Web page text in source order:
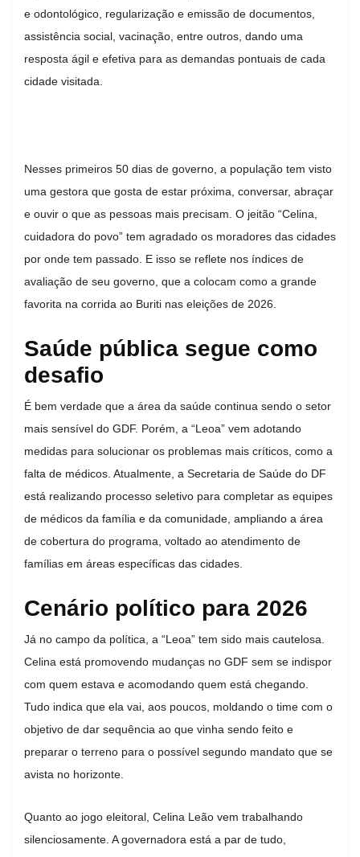
e odontológico, regularização e emissão de documentos,
assistência social, vacinação, entre outros, dando uma
resposta ágil e efetiva para as demandas pontuais de cada
cidade visitada.
Nesses primeiros 50 dias de governo, a população tem visto
uma gestora que gosta de estar próxima, conversar, abraçar
e ouvir o que as pessoas mais precisam. O jeitão “Celina,
cuidadora do povo” tem agradado os moradores das cidades
por onde tem passado. E isso se reflete nos índices de
avaliação de seu governo, que a colocam como a grande
favorita na corrida ao Buriti nas eleições de 2026.
Saúde pública segue como
desafio
É bem verdade que a área da saúde continua sendo o setor
mais sensível do GDF. Porém, a “Leoa” vem adotando
medidas para solucionar os problemas mais críticos, como a
falta de médicos. Atualmente, a Secretaria de Saúde do DF
está realizando processo seletivo para completar as equipes
de médicos da família e da comunidade, ampliando a área
de cobertura do programa, voltado ao atendimento de
famílias em áreas específicas das cidades.
Cenário político para 2026
Já no campo da política, a “Leoa” tem sido mais cautelosa.
Celina está promovendo mudanças no GDF sem se indispor
com quem estava e acomodando quem está chegando.
Tudo indica que ela vai, aos poucos, moldando o time com o
objetivo de dar sequência ao que vinha sendo feito e
preparar o terreno para o possível segundo mandato que se
avista no horizonte.
Quanto ao jogo eleitoral, Celina Leão vem trabalhando
silenciosamente. A governadora está a par de tudo,